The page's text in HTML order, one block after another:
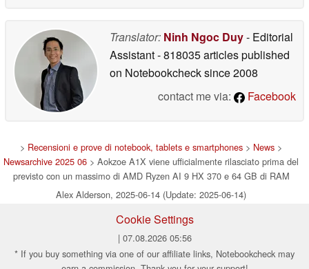
Translator: Ninh Ngoc Duy- Editorial
Assistant- 818035 articles published
on Notebookchecksince 2008
contact me via:
Facebook
> Recensioni e prove di notebook, tablets e smartphones > News >
Newsarchive 2025 06 > Aokzoe A1X viene ufficialmente rilasciato prima del
previsto con un massimo di AMD Ryzen AI 9 HX 370 e 64 GB di RAM
Alex Alderson, 2025-06-14 (Update: 2025-06-14)
Cookie Settings
| 07.08.2026 05:56
* If you buy something via one of our affiliate links, Notebookcheck may